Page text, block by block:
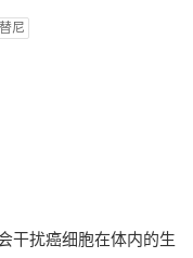
尼
干扰癌细胞在体内的生